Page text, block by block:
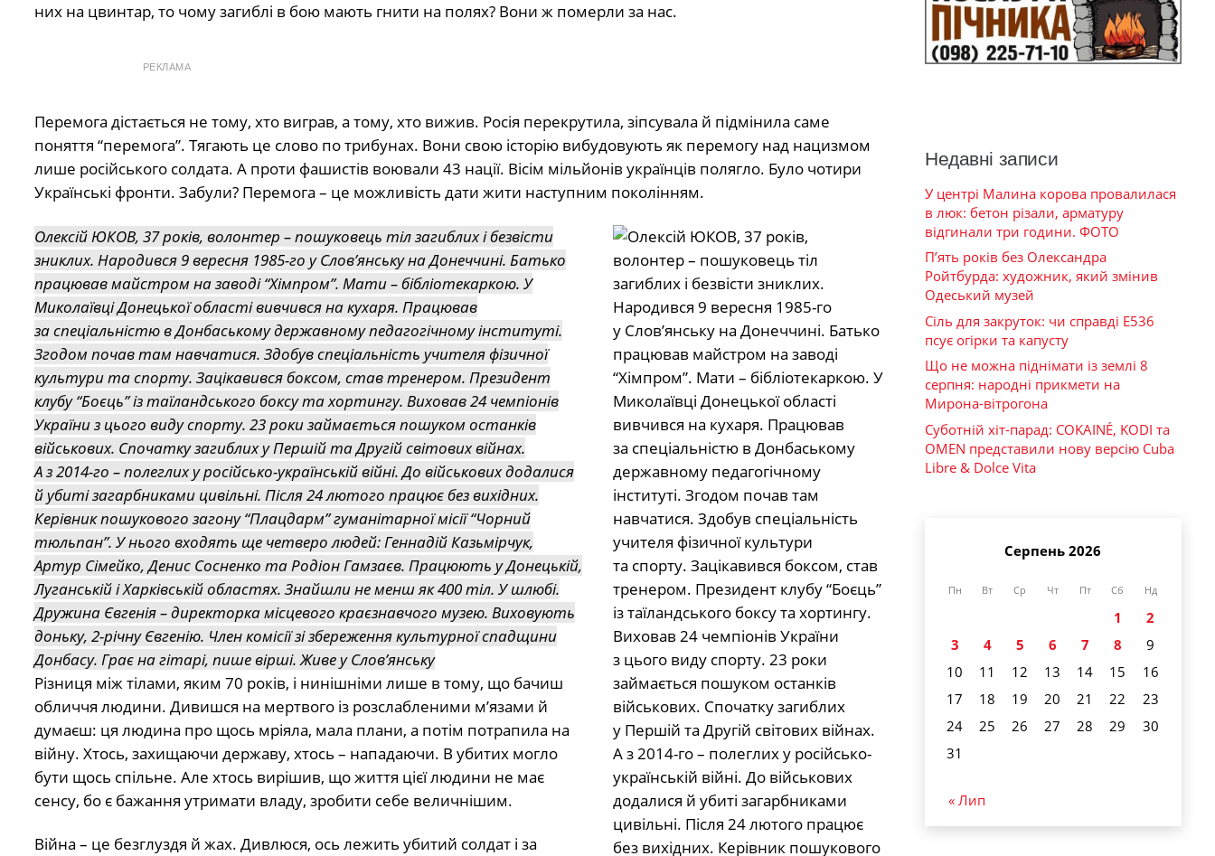
них на цвинтар, то чому загиблі в бою мають гнити на полях? Вони ж померли за нас.
РЕКЛАМА
Перемога дістається не тому, хто виграв, а тому, хто вижив. Росія перекрутила, зіпсувала й підмінила саме
поняття “перемога”. Тягають це слово по трибунах. Вони свою історію вибудовують як перемогу над нацизмом
лише російського солдата. А проти фашистів воювали 43 нації. Вісім мільйонів українців полягло. Було чотири
Українські фронти. Забули? Перемога – це можливість дати жити наступним поколінням.
Олексій ЮКОВ, 37 років, волонтер – пошуковець тіл загиблих і безвісти
зниклих. Народився 9 вересня 1985-го у Слов’янську на Донеччині. Батько
працював майстром на заводі “Хімпром”. Мати – бібліотекаркою. У
Миколаївці Донецької області вивчився на кухаря. Працював
за спеціальністю в Донбаському державному педагогічному інституті.
Згодом почав там навчатися. Здобув спеціальність учителя фізичної
культури та спорту. Зацікавився боксом, став тренером. Президент
клубу “Боєць” із таїландського боксу та хортингу. Виховав 24 чемпіонів
України з цього виду спорту. 23 роки займається пошуком останків
військових. Спочатку загиблих у Першій та Другій світових війнах.
А з 2014-го – полеглих у російсько-українській війні. До військових додалися
й убиті загарбниками цивільні. Після 24 лютого працює без вихідних.
Керівник пошукового загону “Плацдарм” гуманітарної місії “Чорний
тюльпан”. У нього входять ще четверо людей: Геннадій Казьмірчук,
Артур Сімейко, Денис Сосненко та Родіон Гамзаєв. Працюють у Донецькій,
Луганській і Харківській областях. Знайшли не менш як 400 тіл. У шлюбі.
Дружина Євгенія – директорка місцевого краєзнавчого музею. Виховують
доньку, 2-річну Євгенію. Член комісії зі збереження культурної спадщини
Донбасу. Грає на гітарі, пише вірші. Живе у Слов’янську
Різниця між тілами, яким 70 років, і нинішніми лише в тому, що бачиш
обличчя людини. Дивишся на мертвого із розслабленими м’язами й
думаєш: ця людина про щось мріяла, мала плани, а потім потрапила на
війну. Хтось, захищаючи державу, хтось – нападаючи. В убитих могло
бути щось спільне. Але хтось вирішив, що життя цієї людини не має
сенсу, бо є бажання утримати владу, зробити себе величнішим.
Війна – це безглуздя й жах. Дивлюся, ось лежить убитий солдат і за
Недавні записи
У центрі Малина корова провалилася
в люк: бетон різали, арматуру
відгинали три години. ФОТО
П’ять років без Олександра
Ройтбурда: художник, який змінив
Одеський музей
Сіль для закруток: чи справді Е536
псує огірки та капусту
Що не можна піднімати із землі 8
серпня: народні прикмети на
Мирона-вітрогона
Суботній хіт-парад: COKAINÉ, KODI та
OMEN представили нову версію Cuba
Libre & Dolce Vita
Серпень 2026
Пн Вт Ср Чт Пт Сб Нд
1
2
3
4 5 6 7 8
9
10
11 12 13 14 15
16
17
18 19 20 21 22
23
24
25 26 27 28 29
30
31
« Лип